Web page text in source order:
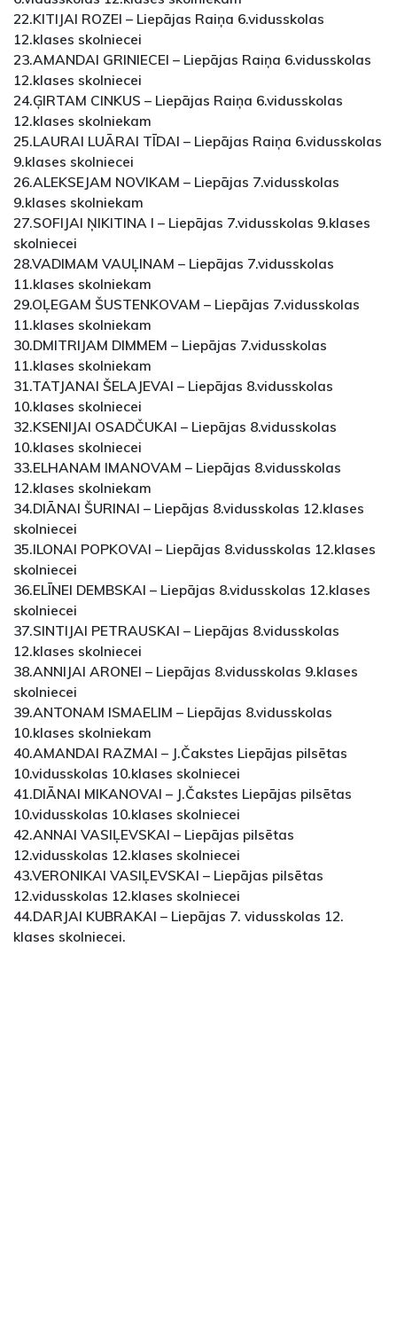
22.KITIJAI ROZEI – Liepājas Raiņa 6.vidusskolas
12.klases skolniecei
23.AMANDAI GRINIECEI – Liepājas Raiņa 6.vidusskolas
12.klases skolniecei
24.ĢIRTAM CINKUS – Liepājas Raiņa 6.vidusskolas
12.klases skolniekam
25.LAURAI LUĀRAI TĪDAI – Liepājas Raiņa 6.vidusskolas
9.klases skolniecei
26.ALEKSEJAM NOVIKAM – Liepājas 7.vidusskolas
9.klases skolniekam
27.SOFIJAI ŅIKITINA I – Liepājas 7.vidusskolas 9.klases
skolniecei
28.VADIMAM VAUĻINAM – Liepājas 7.vidusskolas
11.klases skolniekam
29.OĻEGAM ŠUSTENKOVAM – Liepājas 7.vidusskolas
11.klases skolniekam
30.DMITRIJAM DIMMEM – Liepājas 7.vidusskolas
11.klases skolniekam
31.TATJANAI ŠELAJEVAI – Liepājas 8.vidusskolas
10.klases skolniecei
32.KSENIJAI OSADČUKAI – Liepājas 8.vidusskolas
10.klases skolniecei
33.ELHANAM IMANOVAM – Liepājas 8.vidusskolas
12.klases skolniekam
34.DIĀNAI ŠURINAI – Liepājas 8.vidusskolas 12.klases
skolniecei
35.ILONAI POPKOVAI – Liepājas 8.vidusskolas 12.klases
skolniecei
36.ELĪNEI DEMBSKAI – Liepājas 8.vidusskolas 12.klases
skolniecei
37.SINTIJAI PETRAUSKAI – Liepājas 8.vidusskolas
12.klases skolniecei
38.ANNIJAI ARONEI – Liepājas 8.vidusskolas 9.klases
skolniecei
39.ANTONAM ISMAELIM – Liepājas 8.vidusskolas
10.klases skolniekam
40.AMANDAI RAZMAI – J.Čakstes Liepājas pilsētas
10.vidusskolas 10.klases skolniecei
41.DIĀNAI MIKANOVAI – J.Čakstes Liepājas pilsētas
10.vidusskolas 10.klases skolniecei
42.ANNAI VASIĻEVSKAI – Liepājas pilsētas
12.vidusskolas 12.klases skolniecei
43.VERONIKAI VASIĻEVSKAI – Liepājas pilsētas
12.vidusskolas 12.klases skolniecei
44.DARJAI KUBRAKAI – Liepājas 7. vidusskolas 12.
klases skolniecei.